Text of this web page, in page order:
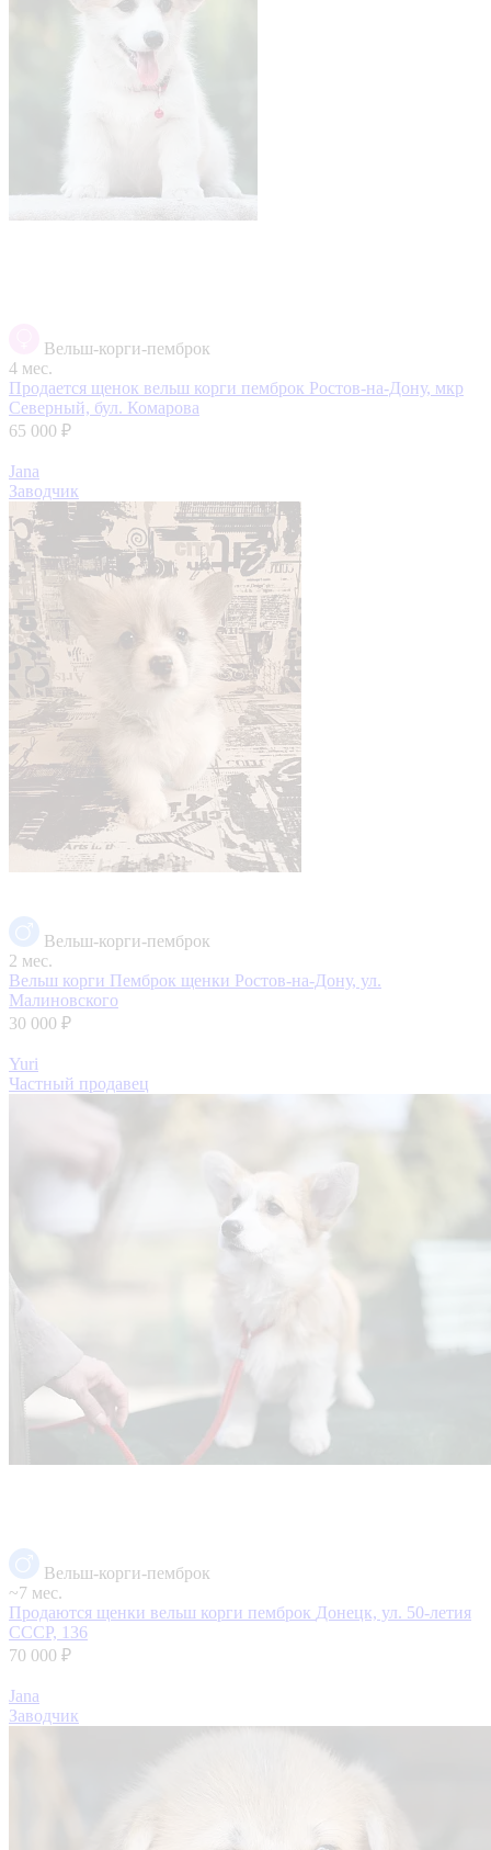
Вельш-корги-пемброк
4 мес.
Продается щенок вельш корги пемброк Ростов-на-Дону, мкр
Северный, бул. Комарова
65 000 ₽
Jana
Заводчик
Вельш-корги-пемброк
2 мес.
Вельш корги Пемброк щенки Ростов-на-Дону, ул.
Малиновского
30 000 ₽
Yuri
Частный продавец
Вельш-корги-пемброк
~7 мес.
Продаются щенки вельш корги пемброк Донецк, ул. 50-летия
СССР, 136
70 000 ₽
Jana
Заводчик